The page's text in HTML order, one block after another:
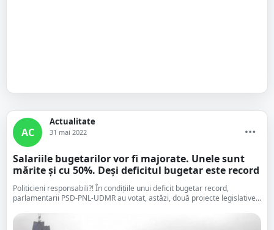
AC
Actualitate
31 mai 2022
Salariile bugetarilor vor fi majorate. Unele sunt
mărite și cu 50%. Deși deficitul bugetar este record
Politicieni responsabili?! În condițiile unui deficit bugetar record,
parlamentarii PSD-PNL-UDMR au votat, astăzi, două proiecte legislative...